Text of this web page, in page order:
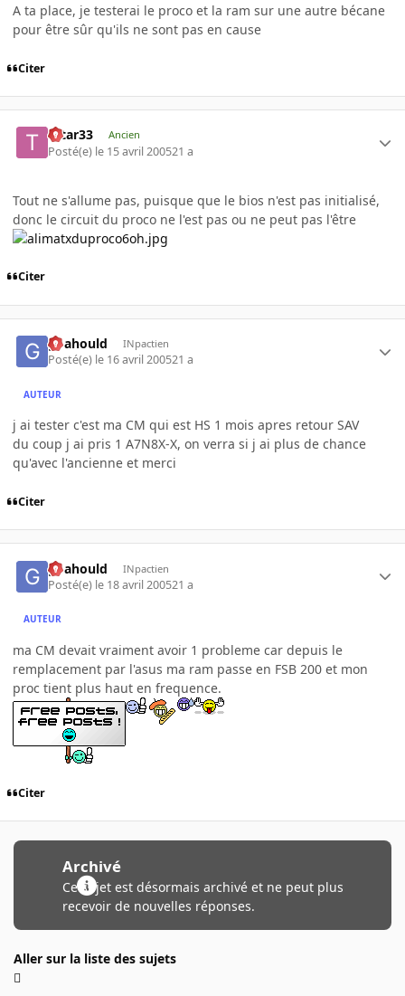
A ta place, je testerai le proco et la ram sur une autre bécane
pour être sûr qu'ils ne sont pas en cause
Citer
tatar33 Ancien
Posté(e) le 15 avril 200521 a
Tout ne s'allume pas, puisque que le bios n'est pas initialisé,
donc le circuit du proco ne l'est pas ou ne peut pas l'être
Citer
goahould INpactien
Posté(e) le 16 avril 200521 a
AUTEUR
j ai tester c'est ma CM qui est HS 1 mois apres retour SAV
du coup j ai pris 1 A7N8X-X, on verra si j ai plus de chance
qu'avec l'ancienne et merci
Citer
goahould INpactien
Posté(e) le 18 avril 200521 a
AUTEUR
ma CM devait vraiment avoir 1 probleme car depuis le
remplacement par l'asus ma ram passe en FSB 200 et mon
proc tient plus haut en frequence.
Citer
Archivé
Ce sujet est désormais archivé et ne peut plus
recevoir de nouvelles réponses.
Aller sur la liste des sujets